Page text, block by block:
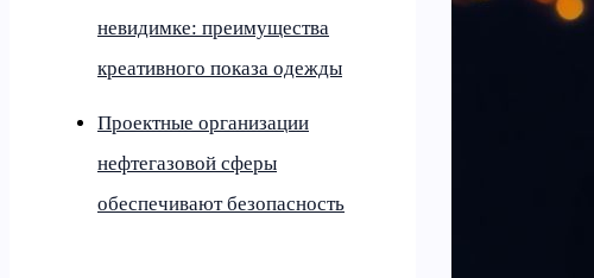
невидимке: преимущества
креативного показа одежды
Проектные организации
нефтегазовой сферы
обеспечивают безопасность